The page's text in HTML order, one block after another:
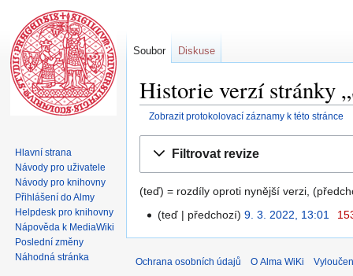
Historie verzí stránky
Zobrazit protokolovací záznamy k této stránce
Filtrovat revize
(teď) = rozdíly oproti nynější verzi,
teď
předchozí 9. 3. 2022, 13:01
Soubor Diskuse
Hlavní strana
Návody pro uživatele
Návody pro knihovny
Přihlášení do Almy
Helpdesk pro knihovny
Nápověda k MediaWiki
Poslední změny
Náhodná stránka
Ochrana osobních údajů O Alma WiKi